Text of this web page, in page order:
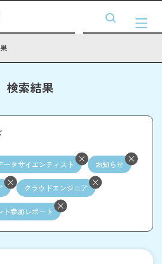
検索結果
ータサイエンティスト お知らせ
クラウドエンジニア
ト参加レポート